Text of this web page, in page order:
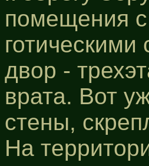
помещения
двор -
врата. Вот
стены,
На